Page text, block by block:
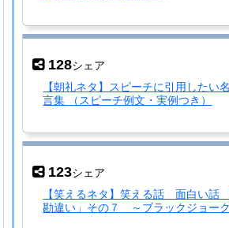
128シェア
【朝礼ネタ】スピーチに引用したい
言集 （スピーチ例文・実例つき）
123シェア
【笑えるネタ】笑える話 面白い話
勘違い」その７ ～ブラックジョー